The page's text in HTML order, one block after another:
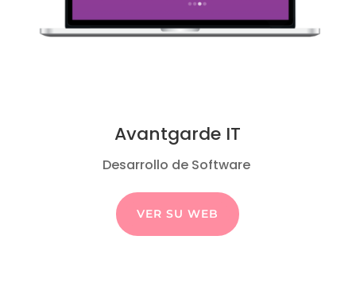
Avantgarde IT
Desarrollo de Software
VER SU WEB